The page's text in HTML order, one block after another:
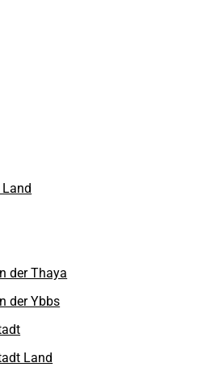
der Thaya
der Ybbs
Land